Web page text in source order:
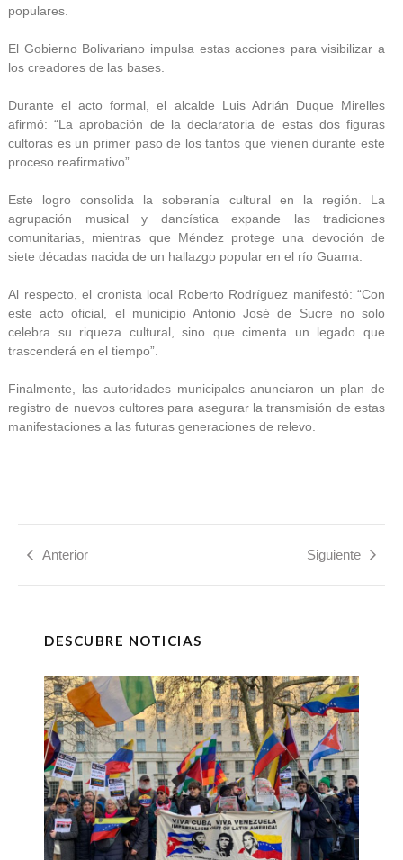
populares.
El Gobierno Bolivariano impulsa estas acciones para visibilizar a
los creadores de las bases.
Durante el acto formal, el alcalde Luis Adrián Duque Mirelles
afirmó: “La aprobación de la declaratoria de estas dos figuras
cultoras es un primer paso de los tantos que vienen durante este
proceso reafirmativo”.
Este logro consolida la soberanía cultural en la región. La
agrupación musical y dancística expande las tradiciones
comunitarias, mientras que Méndez protege una devoción de
siete décadas nacida de un hallazgo popular en el río Guama.
Al respecto, el cronista local Roberto Rodríguez manifestó: “Con
este acto oficial, el municipio Antonio José de Sucre no solo
celebra su riqueza cultural, sino que cimenta un legado que
trascenderá en el tiempo”.
Finalmente, las autoridades municipales anunciaron un plan de
registro de nuevos cultores para asegurar la transmisión de estas
manifestaciones a las futuras generaciones de relevo.
Anterior Siguiente
DESCUBRE NOTICIAS